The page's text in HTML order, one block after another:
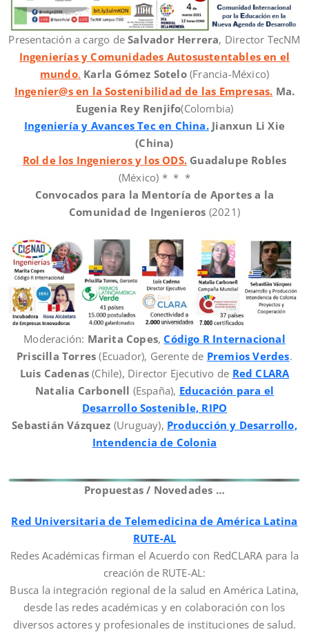
Presentación a cargo deSalvador Herrera, Director TecNM
Ingenierías y Comunidades Autosustentables en el
mundo. Karla Gómez Sotelo(Francia-México)
Ingenier@s en la Sostenibilidad de las Empresas. Ma.
Eugenia Rey Renjifo(Colombia)
Ingeniería y Avances Tec en China.Jianxun Li Xie
(China)
Rol de los Ingenieros y los ODS. Guadalupe Robles
(México) * * *
Convocados para la Mentoría de Aportes a la
Comunidad de Ingenieros (2021)
Moderación: Marita Copes,Código R Internacional
Priscilla Torres (Ecuador), Gerente de Premios Verdes.
Luis Cadenas (Chile), Director Ejecutivo de Red CLARA
Natalia Carbonell (España), Educación para el
Desarrollo Sostenible, RIPO
Sebastián Vázquez (Uruguay), Producción y Desarrollo,
Intendencia de Colonia
Propuestas / Novedades …
Red Universitaria de Telemedicina de América Latina
RUTE-AL
Redes Académicas firman el Acuerdo con RedCLARA para la
creación de RUTE-AL:
Busca la integración regional de la salud en América Latina,
desde las redes académicas y en colaboración con los
diversos actores y profesionales de instituciones de salud.